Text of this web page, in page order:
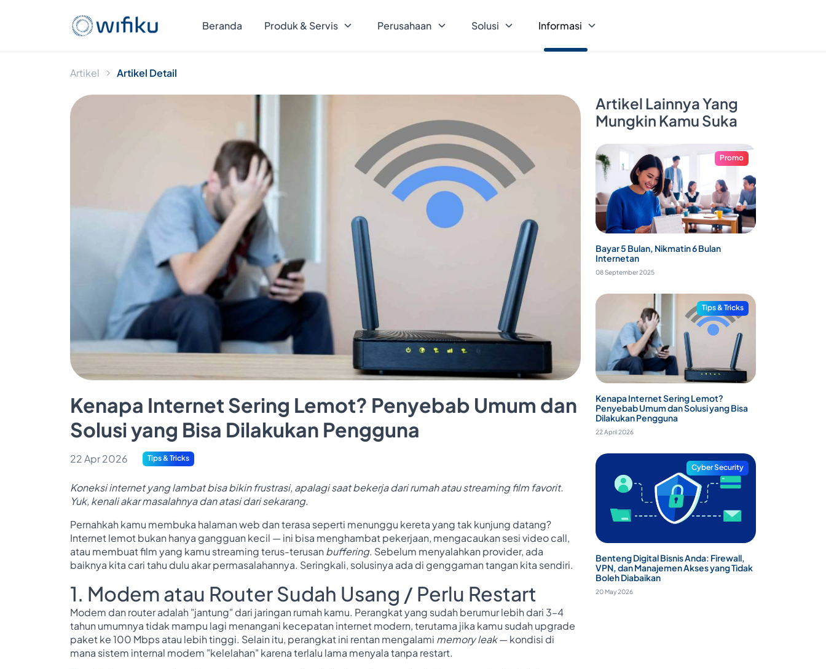
Beranda Produk & Servis Perusahaan Solusi Informasi
Artikel Artikel Detail
Kenapa Internet Sering Lemot? Penyebab Umum dan
Solusi yang Bisa Dilakukan Pengguna
22 Apr 2026 Tips & Tricks
Koneksi internet yang lambat bisa bikin frustrasi, apalagi saat bekerja dari rumah atau streaming film favorit.
Yuk, kenali akar masalahnya dan atasi dari sekarang.
Pernahkah kamu membuka halaman web dan terasa seperti menunggu kereta yang tak kunjung datang?
Internet lemot bukan hanya gangguan kecil — ini bisa menghambat pekerjaan, mengacaukan sesi video call,
atau membuat film yang kamu streaming terus-terusan buffering. Sebelum menyalahkan provider, ada
baiknya kita cari tahu dulu akar permasalahannya. Seringkali, solusinya ada di genggaman tangan kita sendiri.
1. Modem atau Router Sudah Usang / Perlu Restart
Modem dan router adalah "jantung" dari jaringan rumah kamu. Perangkat yang sudah berumur lebih dari 3–4
tahun umumnya tidak mampu lagi menangani kecepatan internet modern, terutama jika kamu sudah upgrade
paket ke 100 Mbps atau lebih tinggi. Selain itu, perangkat ini rentan mengalami memory leak— kondisi di
mana sistem internal modem "kelelahan" karena terlalu lama menyala tanpa restart.
Artikel Lainnya Yang
Mungkin Kamu Suka
Promo
Bayar 5 Bulan, Nikmatin 6 Bulan
Internetan
08 September 2025
Tips & Tricks
Kenapa Internet Sering Lemot?
Penyebab Umum dan Solusi yang Bisa
Dilakukan Pengguna
22 April 2026
Cyber Security
Benteng Digital Bisnis Anda: Firewall,
VPN, dan Manajemen Akses yang Tidak
Boleh Diabaikan
20 May 2026